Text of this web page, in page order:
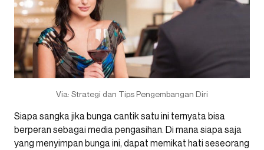
Via: Strategi dan Tips Pengembangan Diri
Siapa sangka jika bunga cantik satu ini ternyata bisa
berperan sebagai media pengasihan. Di mana siapa saja
yang menyimpan bunga ini, dapat memikat hati seseorang